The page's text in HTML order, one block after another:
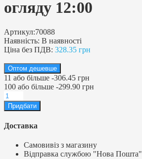
огляду 12:00
Артикул:70088
Наявність: В наявності
Ціна без ПДВ: 328.35 грн
Оптом дешевше
11 або більше -306.45 грн
100 або більше -299.90 грн
Доставка
Самовивіз з магазину
Відправка службою "Нова Пошта"